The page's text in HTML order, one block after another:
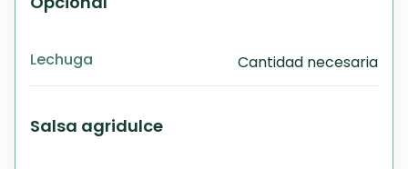
Lechuga Cantidad necesaria
Salsa agridulce